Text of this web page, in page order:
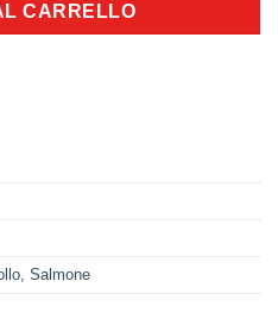
CARRELLO
, Salmone